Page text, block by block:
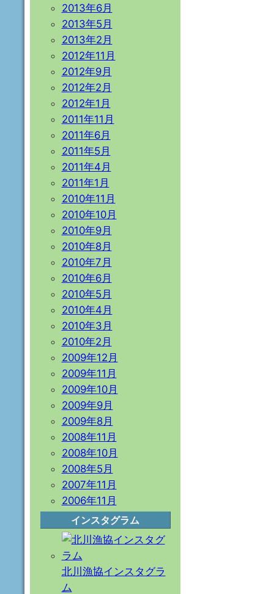
2013年6月
2013年5月
2013年2月
2012年11月
2012年9月
2012年2月
2012年1月
2011年11月
2011年6月
2011年5月
2011年4月
2011年1月
2010年11月
2010年10月
2010年9月
2010年8月
2010年7月
2010年6月
2010年5月
2010年4月
2010年3月
2010年2月
2009年12月
2009年11月
2009年10月
2009年9月
2009年8月
2008年11月
2008年10月
2008年5月
2007年11月
2006年11月
インスタグラム
北川漁協インスタグラ
ム